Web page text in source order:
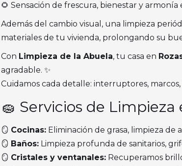
🌻 Sensación de frescura, bienestar y
Además del cambio visual, una limpieza
materiales de tu vivienda, prolongando su
Con Limpieza de la Abuela, tu casa en
agradable. ✨
Cuidamos cada detalle: interruptores,
🧽 Servicios de
🪞 Cocinas: Eliminación de grasa, limpieza de
🪞 Baños: Limpieza profunda de sanitarios,
🪞 Cristales y ventanales: Recuperamos